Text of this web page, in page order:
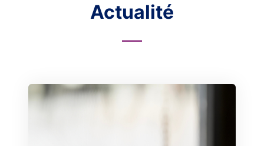
Actualité